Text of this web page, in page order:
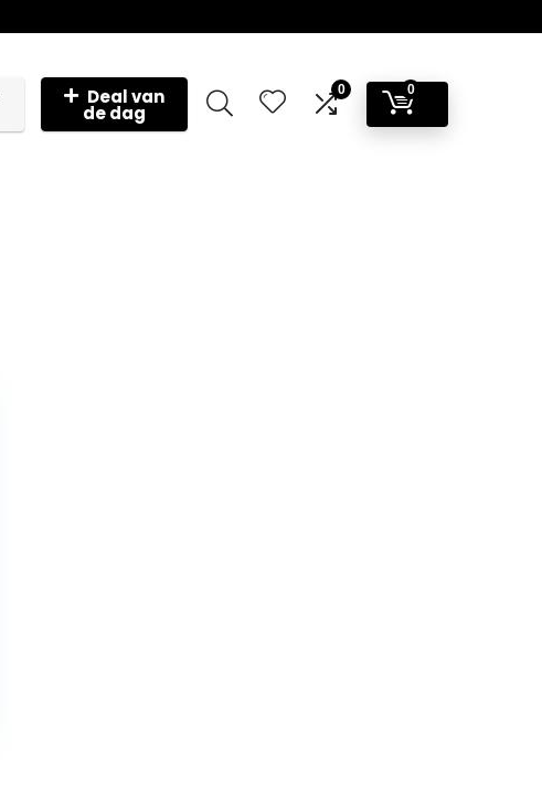
Deal van
de dag
0 0